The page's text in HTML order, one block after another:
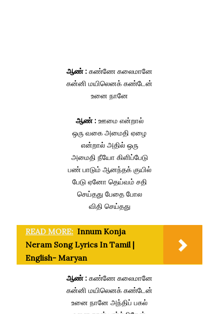
ஆண் : கண்ணே கலைமானே
கன்னி மயிலெனக் கண்டேன்
உனை நானே
ஆண் :ஊமை என்றால்
ஒரு வகை அமைதி ஏழை
என்றால் அதில் ஒரு
அமைதி நீயோ கிளிப்பேடு
பண் பாடும் ஆனந்தக் குயில்
பேடு ஏனோ தெய்வம் சதி
செய்தது பேதை போல
விதி செய்தது
READ MORE: Innum Konja
Neram Song Lyrics In Tamil |
English- Maryan
ஆண் : கண்ணே கலைமானே
கன்னி மயிலெனக் கண்டேன்
உனை நானே அந்திப் பகல்